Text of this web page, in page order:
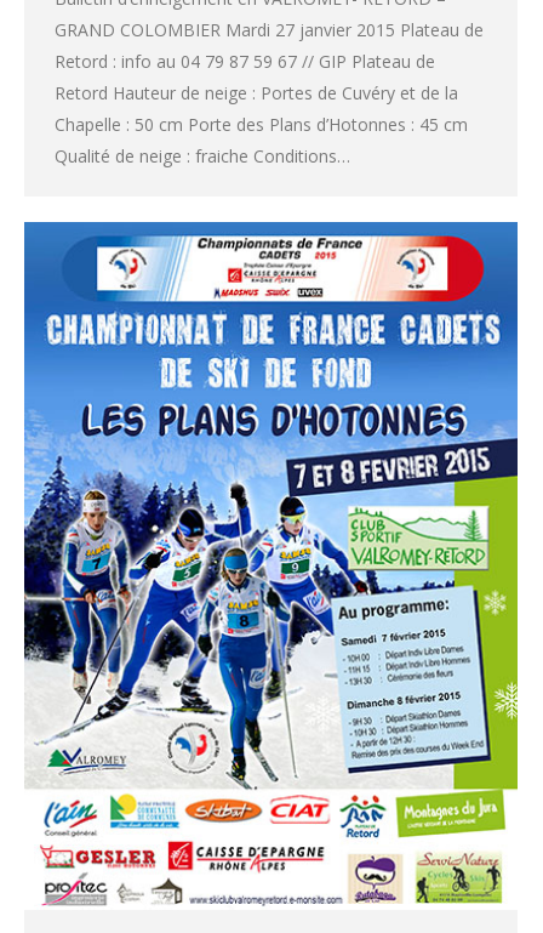
GRAND COLOMBIER Mardi 27 janvier 2015 Plateau de
Retord : info au 04 79 87 59 67 // GIP Plateau de
Retord Hauteur de neige : Portes de Cuvéry et de la
Chapelle : 50 cm Porte des Plans d’Hotonnes : 45 cm
Qualité de neige : fraiche Conditions…